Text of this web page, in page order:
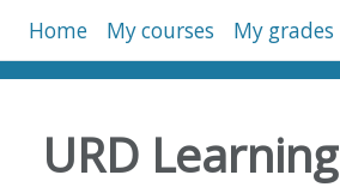
Home My courses My grades
URD Learning